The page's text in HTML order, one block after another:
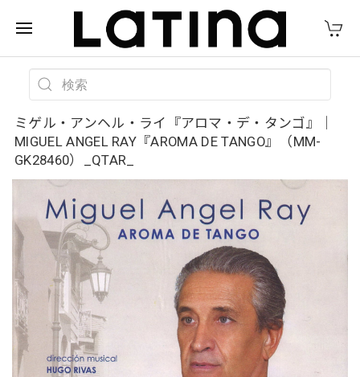
ミゲル・アンヘル・ライ『アロマ・デ・タンゴ』｜
MIGUEL ANGEL RAY『AROMA DE TANGO』（MM-
GK28460）_QTAR_